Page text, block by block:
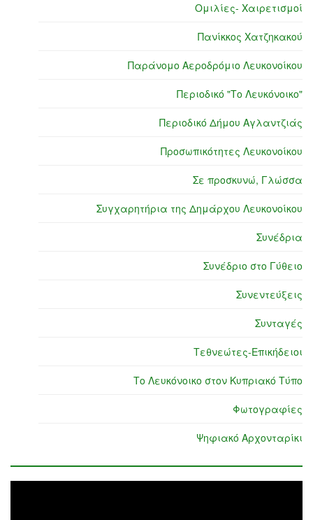
Ομιλίες- Χαιρετισμοί
Πανίκκος Χατζηκακού
Παράνομο Αεροδρόμιο Λευκονοίκου
Περιοδικό "Το Λευκόνοικο"
Περιοδικό Δήμου Αγλαντζιάς
Προσωπικότητες Λευκονοίκου
Σε προσκυνώ, Γλώσσα
Συγχαρητήρια της Δημάρχου Λευκονοίκου
Συνέδρια
Συνέδριο στο Γύθειο
Συνεντεύξεις
Συνταγές
Τεθνεώτες-Επικήδειοι
Το Λευκόνοικο στον Κυπριακό Τύπο
Φωτογραφίες
Ψηφιακό Αρχονταρίκι